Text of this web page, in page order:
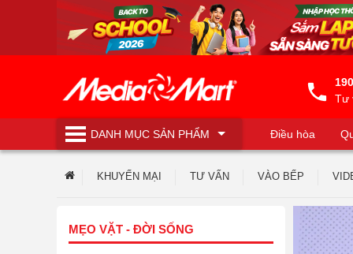
Tư
DANH MỤCSẢN PHẨM Điều hòa
Máy lọc nước
KHUYẾN MẠI TƯ VẤN VÀO BẾP
MẸO VẶT - ĐỜI SỐNG